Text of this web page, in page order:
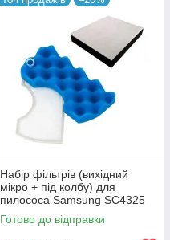
Набір фільтрів (вихідний
мікро + під колбу) для
пилососа Samsung SC4325
Готово до відправки